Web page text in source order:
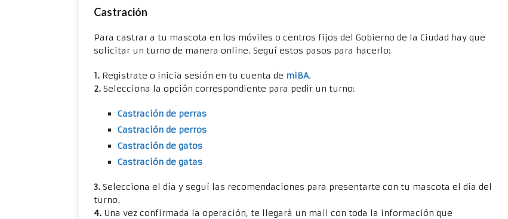
Castración
Para castrar a tu mascota en los móviles o centros fijos del Gobierno de la Ciudad hay que
solicitar un turno de manera online. Seguí estos pasos para hacerlo:
1. Registrate o inicia sesión en tu cuenta de miBA.
2. Selecciona la opción correspondiente para pedir un turno:
Castración de perras
Castración de perros
Castración de gatos
Castración de gatas
3. Selecciona el día y seguí las recomendaciones para presentarte con tu mascota el día del
turno.
4. Una vez confirmada la operación, te llegará un mail con toda la información que